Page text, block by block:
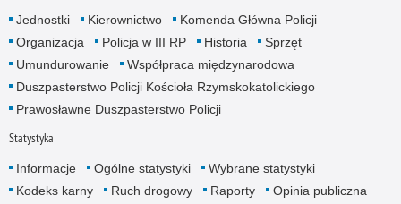
Jednostki Kierownictwo
Komenda Główna Policji
Organizacja
Policja w III RP Historia
Sprzęt
Umundurowanie
Współpraca międzynarodowa
Duszpasterstwo Policji Kościoła Rzymskokatolickiego
Prawosławne Duszpasterstwo Policji
Statystyka
Informacje Ogólne statystyki
Wybrane statystyki
Kodeks karny
Ruch drogowy Raporty Opinia publiczna